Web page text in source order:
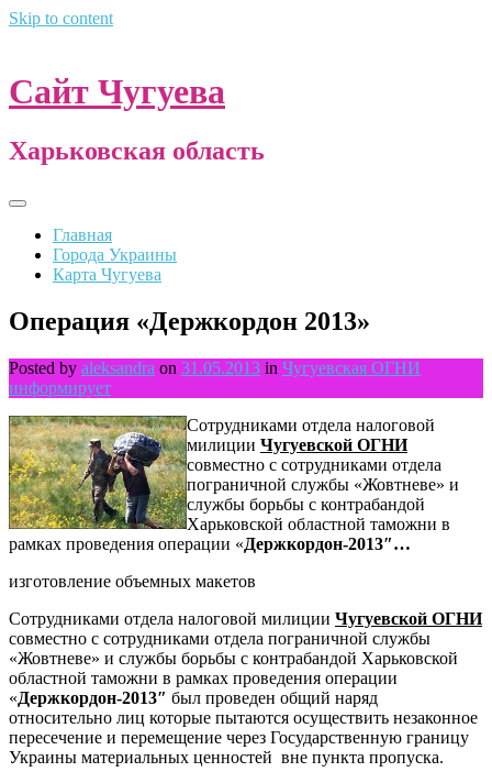
Skip to content
Сайт Чугуева
Харьковская область
Главная
Города Украины
Карта Чугуева
Операция «Держкордон 2013»
Posted by aleksandra on 31.05.2013 in Чугуевская ОГНИ
информирует
Сотрудниками отдела налоговой
милиции Чугуевской ОГНИ
совместно с сотрудниками отдела
пограничной службы «Жовтневе» и
службы борьбы с контрабандой
Харьковской областной таможни в
рамках проведения операции «Держкордон-2013″…
изготовление объемных макетов
Сотрудниками отдела налоговой милиции Чугуевской ОГНИ
совместно с сотрудниками отдела пограничной службы
«Жовтневе» и службы борьбы с контрабандой Харьковской
областной таможни в рамках проведения операции
«Держкордон-2013″ был проведен общий наряд
относительно лиц которые пытаются осуществить незаконное
пересечение и перемещение через Государственную границу
Украины материальных ценностей вне пункта пропуска.